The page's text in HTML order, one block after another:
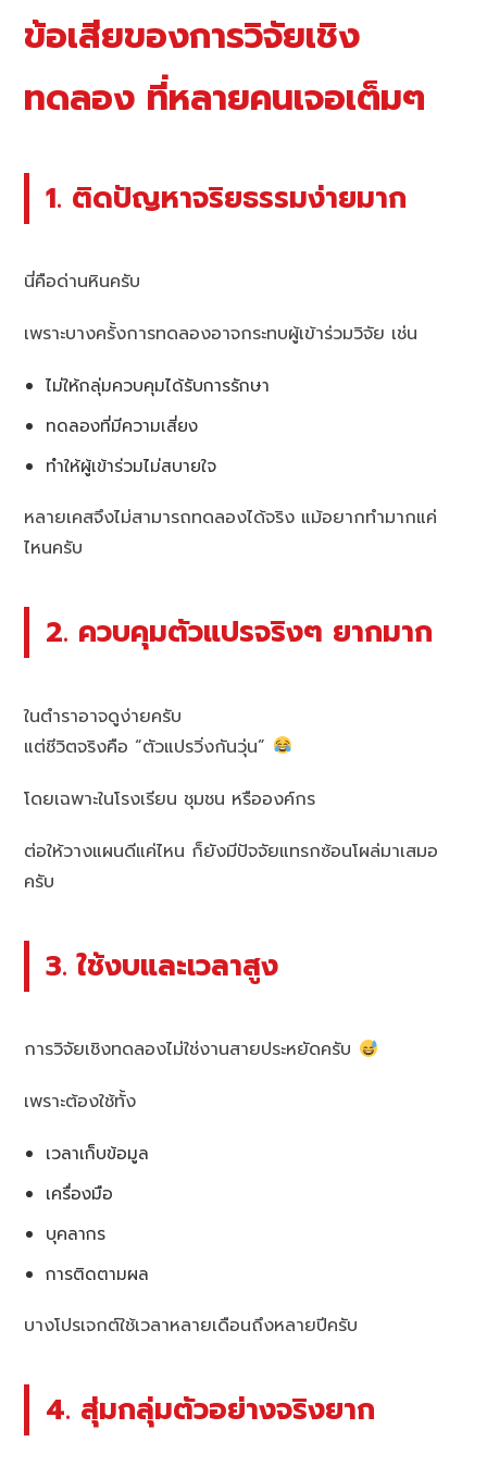
ข้อเสียของการวิจัยเชิง
ทดลอง ที่หลายคนเจอเต็มๆ
1. ติดปัญหาจริยธรรมง่ายมาก
นี่คือด่านหินครับ
เพราะบางครั้งการทดลองอาจกระทบผู้เข้าร่วมวิจัย เช่น
ไม่ให้กลุ่มควบคุมได้รับการรักษา
ทดลองที่มีความเสี่ยง
ทำให้ผู้เข้าร่วมไม่สบายใจ
หลายเคสจึงไม่สามารถทดลองได้จริง แม้อยากทำมากแค่
ไหนครับ
2. ควบคุมตัวแปรจริงๆ ยากมาก
ในตำราอาจดูง่ายครับ
แต่ชีวิตจริงคือ “ตัวแปรวิ่งกันวุ่น”
โดยเฉพาะในโรงเรียน ชุมชน หรือองค์กร
ต่อให้วางแผนดีแค่ไหน ก็ยังมีปัจจัยแทรกซ้อนโผล่มาเสมอ
ครับ
3. ใช้งบและเวลาสูง
การวิจัยเชิงทดลองไม่ใช่งานสายประหยัดครับ
เพราะต้องใช้ทั้ง
เวลาเก็บข้อมูล
เครื่องมือ
บุคลากร
การติดตามผล
บางโปรเจกต์ใช้เวลาหลายเดือนถึงหลายปีครับ
4. สุ่มกลุ่มตัวอย่างจริงยาก